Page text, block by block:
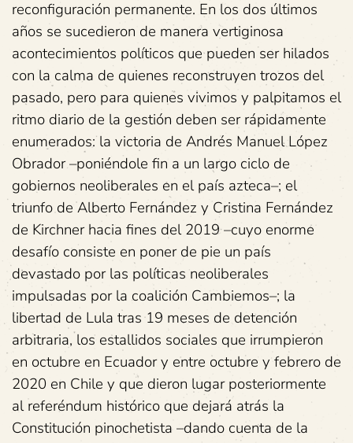
reconfiguración permanente. En los dos últimos
años se sucedieron de manera vertiginosa
acontecimientos políticos que pueden ser hilados
con la calma de quienes reconstruyen trozos del
pasado, pero para quienes vivimos y palpitamos el
ritmo diario de la gestión deben ser rápidamente
enumerados: la victoria de Andrés Manuel López
Obrador –poniéndole fin a un largo ciclo de
gobiernos neoliberales en el país azteca–; el
triunfo de Alberto Fernández y Cristina Fernández
de Kirchner hacia fines del 2019 –cuyo enorme
desafío consiste en poner de pie un país
devastado por las políticas neoliberales
impulsadas por la coalición Cambiemos–; la
libertad de Lula tras 19 meses de detención
arbitraria, los estallidos sociales que irrumpieron
en octubre en Ecuador y entre octubre y febrero de
2020 en Chile y que dieron lugar posteriormente
al referéndum histórico que dejará atrás la
Constitución pinochetista –dando cuenta de la